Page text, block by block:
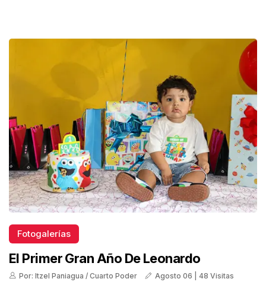
Fotogalerías
El Primer Gran Año De Leonardo
Por: Itzel Paniagua / Cuarto Poder Agosto 06 | 48 Visitas